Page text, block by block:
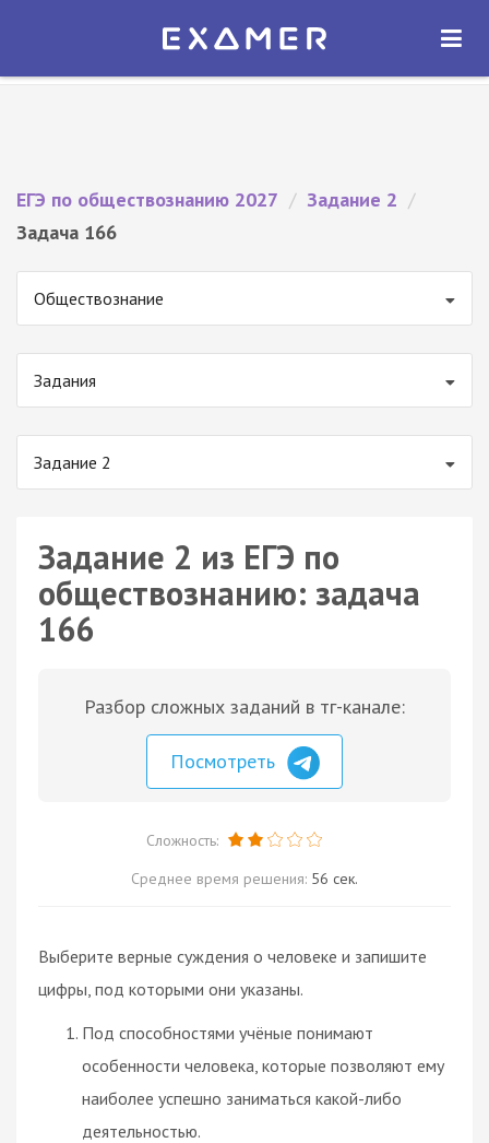
Экзамер — ЕГЭ 2027
ОТКРЫТЬ
ЕГЭ по обществознанию 2027 / Задание 2 /
Задача 166
Обществознание
Задания
Задание 2
Задание 2 из ЕГЭ по
обществознанию: задача
166
Разбор сложных заданий в тг-канале:
Посмотреть
Сложность:
Среднее время решения: 56 сек.
Выберите верные суждения о человеке и запишите
цифры, под которыми они указаны.
Под способностями учёные понимают
особенности человека, которые позволяют ему
наиболее успешно заниматься какой-либо
деятельностью.